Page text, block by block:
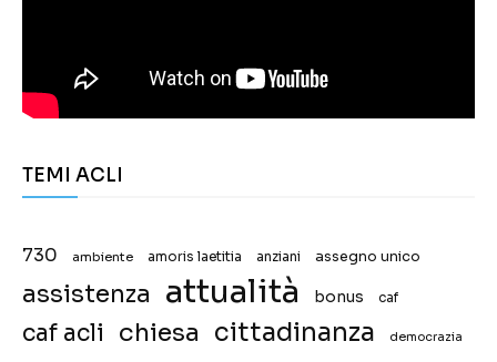
TEMI ACLI
730 ambiente amoris laetitia anziani assegno unico
assistenza attualità bonus caf
caf acli chiesa cittadinanza democrazia